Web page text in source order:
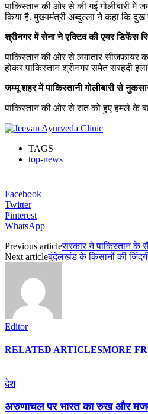
पाकिस्तान की ओर से की गई गोलीबारी में
किया है. मुख्यमंत्री अब्दुल्ला ने कहा कि
श्रीनगर में सेना ने एक्टिव की एयर डिफेंस
पाकिस्तान की ओर से लगातार सीजफायर
होकर पाकिस्तान श्रीनगर समेत सरहदी
जम्मू शहर में पाकिस्तानी गोलीबारी से
पाकिस्तान की ओर से रात को हुए हमले के
TAGS
top-news
Facebook
Twitter
Pinterest
WhatsApp
Previous articleसरकार ने पाकिस्तान के
Next articleबुंदेलखंड के किसानों की
Editor
RELATED ARTICLESMORE
देश
अरुणाचल पर भारत का रुख और